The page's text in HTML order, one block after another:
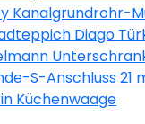
in Grau
Kanalgrundrohr-
M24 Kunststoff 2
Diago
S-Anschluss 21
Edelstahl Glatt
Küchenwaage